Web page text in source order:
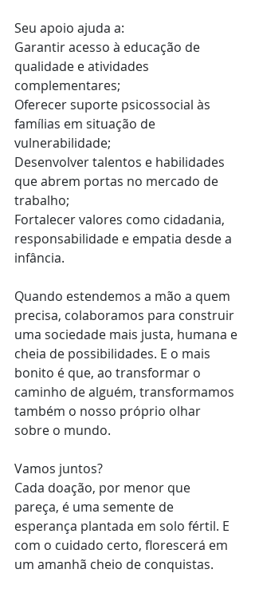
Seu apoio ajuda a:
Garantir acesso à educação de
qualidade e atividades
complementares;
Oferecer suporte psicossocial às
famílias em situação de
vulnerabilidade;
Desenvolver talentos e habilidades
que abrem portas no mercado de
trabalho;
Fortalecer valores como cidadania,
responsabilidade e empatia desde a
infância.
Quando estendemos a mão a quem
precisa, colaboramos para construir
uma sociedade mais justa, humana e
cheia de possibilidades. E o mais
bonito é que, ao transformar o
caminho de alguém, transformamos
também o nosso próprio olhar
sobre o mundo.
Vamos juntos?
Cada doação, por menor que
pareça, é uma semente de
esperança plantada em solo fértil. E
com o cuidado certo, florescerá em
um amanhã cheio de conquistas.